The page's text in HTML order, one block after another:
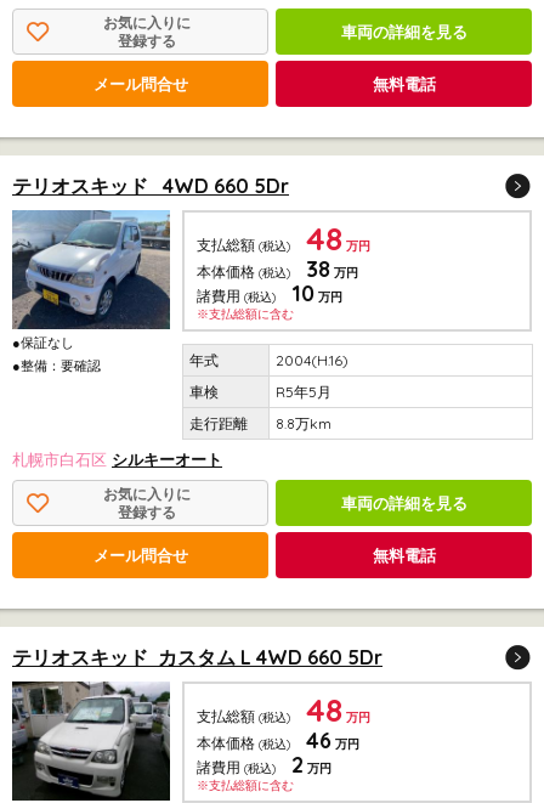
お気に入りに
登録する
車両の詳細を見る
メール問合せ 無料電話
テリオスキッド 4WD 660 5Dr
●保証なし
●整備：要確認
支払総額 (税込) 48 万円
本体価格 (税込) 38 万円
諸費用 (税込) 10 万円
※支払総額に含む
2004(H.16)
R5年5月
8.8万km
札幌市白石区 シルキーオート
お気に入りに
登録する
車両の詳細を見る
メール問合せ 無料電話
テリオスキッド カスタム L 4WD 660 5Dr
支払総額 (税込) 48 万円
本体価格 (税込) 46 万円
諸費用 (税込) 2 万円
※支払総額に含む